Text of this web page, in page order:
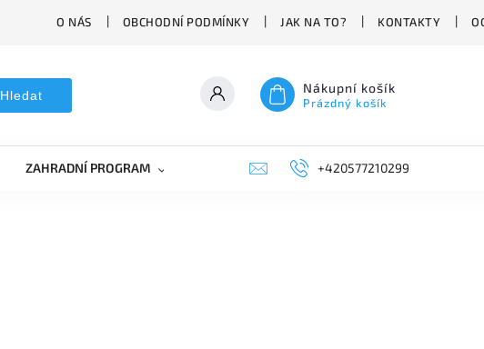
O NÁS OBCHODNÍ PODMÍNKY JAK NA TO? KONTAKTY
Hledat Nákupní košík
Prázdný košík
ZAHRADNÍ PROGRAM NÁHRADNÍ DÍLY PRŮMYSLOVÁ TECHNIKA
+420577210299